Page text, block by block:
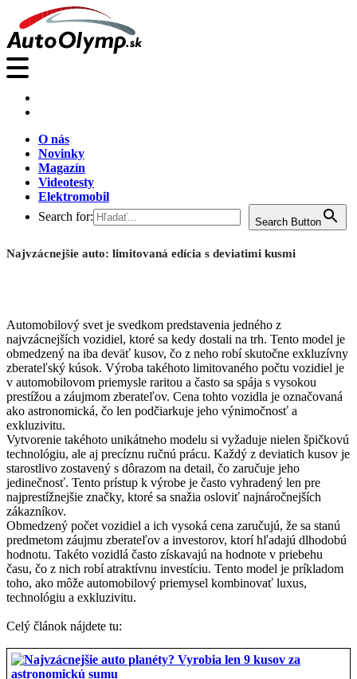
O nás
Novinky
Magazín
Videotesty
Elektromobil
Search for:
Search Button
Najvzácnejšie auto: limitovaná edícia s deviatimi kusmi
Automobilový svet je svedkom predstavenia jedného z
najvzácnejších vozidiel, ktoré sa kedy dostali na trh. Tento model je
obmedzený na iba deväť kusov, čo z neho robí skutočne exkluzívny
zberateľský kúsok. Výroba takéhoto limitovaného počtu vozidiel je
v automobilovom priemysle raritou a často sa spája s vysokou
prestížou a záujmom zberateľov. Cena tohto vozidla je označovaná
ako astronomická, čo len podčiarkuje jeho výnimočnosť a
exkluzivitu.
Vytvorenie takéhoto unikátneho modelu si vyžaduje nielen špičkovú
technológiu, ale aj precíznu ručnú prácu. Každý z deviatich kusov je
starostlivo zostavený s dôrazom na detail, čo zaručuje jeho
jedinečnosť. Tento prístup k výrobe je často vyhradený len pre
najprestížnejšie značky, ktoré sa snažia osloviť najnáročnejších
zákazníkov.
Obmedzený počet vozidiel a ich vysoká cena zaručujú, že sa stanú
predmetom záujmu zberateľov a investorov, ktorí hľadajú dlhodobú
hodnotu. Takéto vozidlá často získavajú na hodnote v priebehu
času, čo z nich robí atraktívnu investíciu. Tento model je príkladom
toho, ako môže automobilový priemysel kombinovať luxus,
technológiu a exkluzivitu.
Celý článok nájdete tu: